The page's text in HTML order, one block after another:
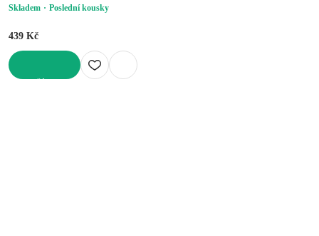
Skladem
Poslední kousky
439 Kč